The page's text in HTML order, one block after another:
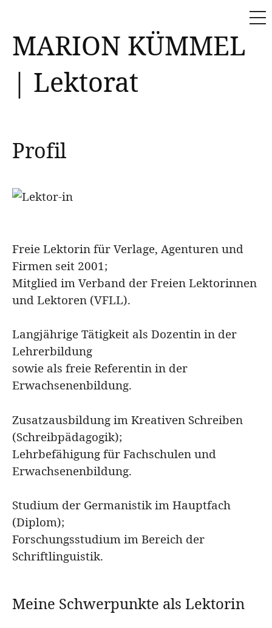
Skip
to
content
MARION KÜMMEL
| Lektorat
Profil
Freie Lektorin für Verlage, Agenturen und
Firmen seit 2001;
Mitglied im Verband der Freien Lektorinnen
und Lektoren (VFLL).
Langjährige Tätigkeit als Dozentin in der
Lehrerbildung
sowie als freie Referentin in der
Erwachsenenbildung.
Zusatzausbildung im Kreativen Schreiben
(Schreibpädagogik);
Lehrbefähigung für Fachschulen und
Erwachsenenbildung.
Studium der Germanistik im Hauptfach
(Diplom);
Forschungsstudium im Bereich der
Schriftlinguistik.
Meine Schwerpunkte als Lektorin